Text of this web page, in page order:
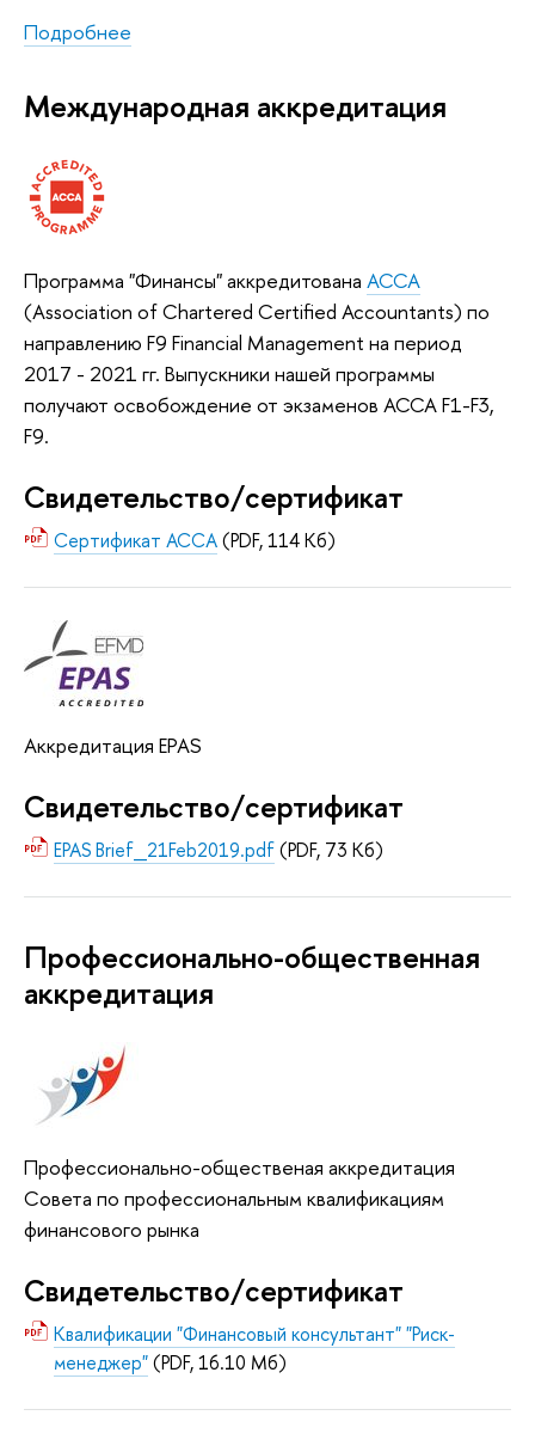
Подробнее
Международная аккредитация
Программа "Финансы" аккредитована АССА
(Association of Chartered Certified Accountants) по
направлению F9 Financial Management на период
2017 - 2021 гг. Выпускники нашей программы
получают освобождение от экзаменов АССА F1-F3,
F9.
Свидетельство/сертификат
Сертификат АССА(PDF, 114 Кб)
Аккредитация EPAS
Свидетельство/сертификат
EPAS Brief_21Feb2019.pdf(PDF, 73 Кб)
Профессионально-общественная
аккредитация
Профессионально-общественая аккредитация
Совета по профессиональным квалификациям
финансового рынка
Свидетельство/сертификат
Квалификации "Финансовый консультант" "Риск-
менеджер"(PDF, 16.10 Мб)